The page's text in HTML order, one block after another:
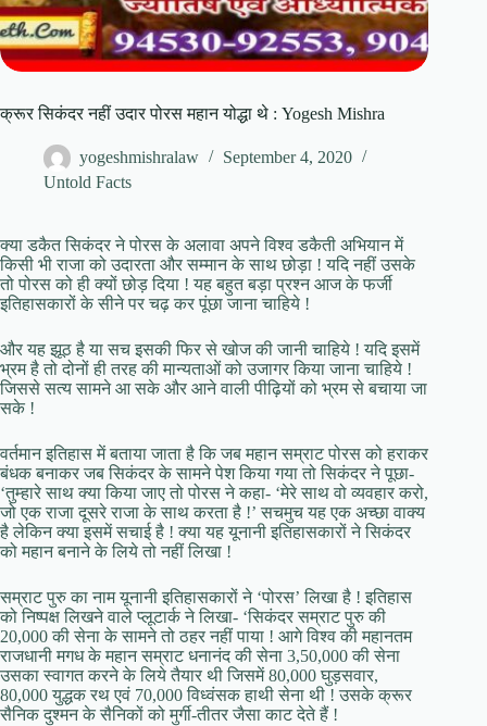
क्रूर सिकंदर नहीं उदार पोरस महान योद्धा थे : Yogesh Mishra
yogeshmishralaw
September 4, 2020
Untold Facts
क्या डकैत सिकंदर ने पोरस के अलावा अपने विश्व डकैती अभियान में
किसी भी राजा को उदारता और सम्मान के साथ छोड़ा ! यदि नहीं उसके
तो पोरस को ही क्यों छोड़ दिया ! यह बहुत बड़ा प्रश्न आज के फर्जी
इतिहासकारों के सीने पर चढ़ कर पूंछा जाना चाहिये !
और यह झूठ है या सच इसकी फिर से खोज की जानी चाहिये ! यदि इसमें
भ्रम है तो दोनों ही तरह की मान्यताओं को उजागर किया जाना चाहिये !
जिससे सत्य सामने आ सके और आने वाली पीढ़ियों को भ्रम से बचाया जा
सके !
वर्तमान इतिहास में बताया जाता है कि जब महान सम्राट पोरस को हराकर
बंधक बनाकर जब सिकंदर के सामने पेश किया गया तो सिकंदर ने पूछा-
‘तुम्हारे साथ क्या किया जाए तो पोरस ने कहा- ‘मेरे साथ वो व्यवहार करो,
जो एक राजा दूसरे राजा के साथ करता है !’ सचमुच यह एक अच्छा वाक्य
है लेकिन क्या इसमें सचाई है ! क्या यह यूनानी इतिहासकारों ने सिकंदर
को महान बनाने के लिये तो नहीं लिखा !
सम्राट पुरु का नाम यूनानी इतिहासकारों ने ‘पोरस’ लिखा है ! इतिहास
को निष्पक्ष लिखने वाले प्लूटार्क ने लिखा- ‘सिकंदर सम्राट पुरु की
20,000 की सेना के सामने तो ठहर नहीं पाया ! आगे विश्व की महानतम
राजधानी मगध के महान सम्राट धनानंद की सेना 3,50,000 की सेना
उसका स्वागत करने के लिये तैयार थी जिसमें 80,000 घुड़सवार,
80,000 युद्धक रथ एवं 70,000 विध्वंसक हाथी सेना थी ! उसके क्रूर
सैनिक दुश्मन के सैनिकों को मुर्गी-तीतर जैसा काट देते हैं !